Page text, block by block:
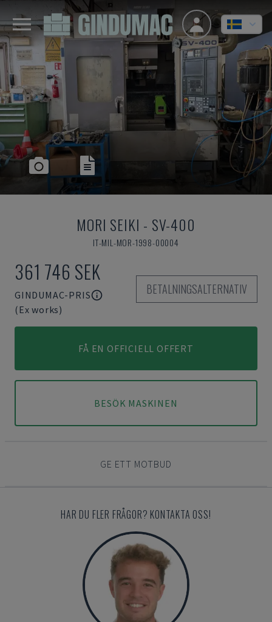
MORI SEIKI - SV-400
IT-MIL-MOR-1998-00004
361 746 SEK
GINDUMAC-PRIS
(Ex works)
BETALNINGSALTERNATIV
FÅ EN OFFICIELL OFFERT
BESÖK MASKINEN
GE ETT MOTBUD
HAR DU FLER FRÅGOR? KONTAKTA OSS!